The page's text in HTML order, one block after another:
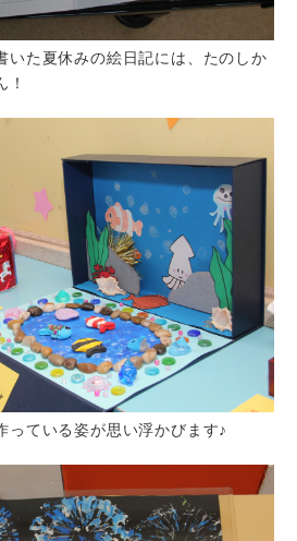
いた夏休みの絵日記には、たのしか
！
っている姿が思い浮かびます♪